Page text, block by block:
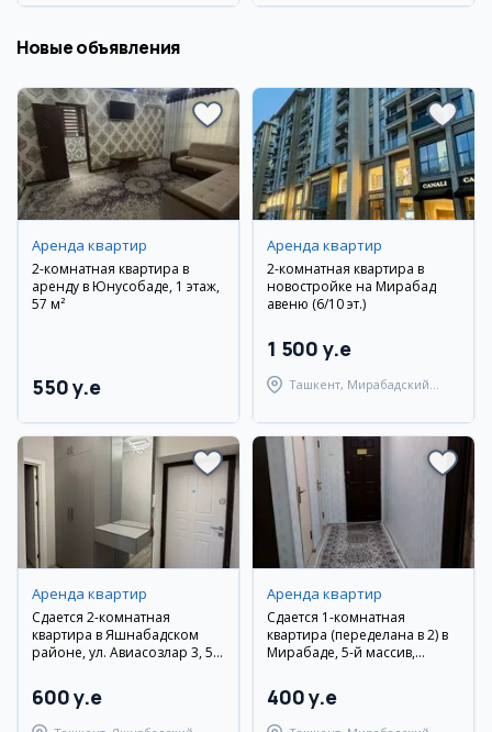
Новые объявления
Аренда квартир
2-комнатная квартира в
аренду в Юнусобаде, 1 этаж,
57 м²
550 y.e
Аренда квартир
2-комнатная квартира в
новостройке на Мирабад
авеню (6/10 эт.)
1 500 y.e
Ташкент, Мирабадский
Аренда квартир
Сдается 2-комнатная
квартира в Яшнабадском
районе, ул. Авиасозлар 3, 50
600 y.e
Аренда квартир
Сдается 1-комнатная
квартира (переделана в 2) в
Мирабаде, 5-й массив,
400 y.e